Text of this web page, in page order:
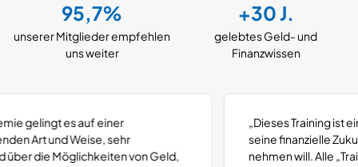
95,7%
unserer Mitgliederempfehlen
uns weiter
+30 J.
gelebtes Geld- und
Finanzwissen
„Dieses Training ist ein MUSS für jeden, der
seine finanzielle Zukunft selbst in die Hand
nehmen will. Alle „Trainer“ reden davon –